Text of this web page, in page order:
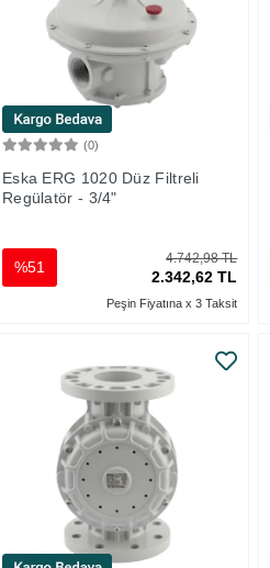
(0)
Eska ERG 1020 Düz Filtreli
Regülatör - 3/4"
4.742,98 TL
2.342,62 TL
%51
Peşin Fiyatına x 3 Taksit